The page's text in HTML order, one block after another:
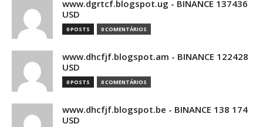
www.dgrtcf.blogspot.ug - BINANCE 137436
USD
0 POSTS 0 COMENTÁRIOS
www.dhcfjf.blogspot.am - BINANCE 122428
USD
0 POSTS 0 COMENTÁRIOS
www.dhcfjf.blogspot.be - BINANCE 138 174
USD